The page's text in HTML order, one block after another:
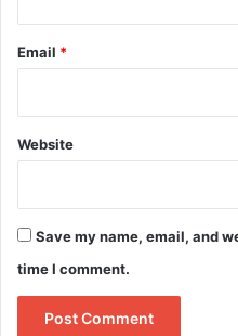
Email *
Website
Save my name, email, and
time I comment.